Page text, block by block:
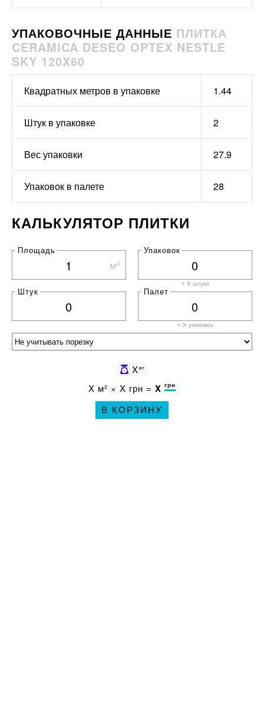
УПАКОВОЧНЫЕ ДАННЫЕ ПЛИТКА
CERAMICA DESEO OPTEX NESTLE
SKY 120X60
Квадратных метров в упаковке 1.44
Штук в упаковке 2
Вес упаковки 27.9
Упаковок в палете 28
КАЛЬКУЛЯТОР ПЛИТКИ
Площадь
м²
Упаковок
+ X штуки
Штук Палет
+ X упаковок
Xкг
X м² × X грн = X грн
В КОРЗИНУ